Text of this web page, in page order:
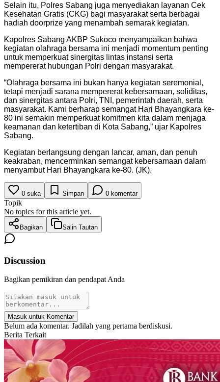
Selain itu, Polres Sabang juga menyediakan layanan Cek
Kesehatan Gratis (CKG) bagi masyarakat serta berbagai
hadiah doorprize yang menambah semarak kegiatan.
Kapolres Sabang AKBP Sukoco menyampaikan bahwa
kegiatan olahraga bersama ini menjadi momentum penting
untuk memperkuat sinergitas lintas instansi serta
mempererat hubungan Polri dengan masyarakat.
“Olahraga bersama ini bukan hanya kegiatan seremonial,
tetapi menjadi sarana mempererat kebersamaan, soliditas,
dan sinergitas antara Polri, TNI, pemerintah daerah, serta
masyarakat. Kami berharap semangat Hari Bhayangkara ke-
80 ini semakin memperkuat komitmen kita dalam menjaga
keamanan dan ketertiban di Kota Sabang,” ujar Kapolres
Sabang.
Kegiatan berlangsung dengan lancar, aman, dan penuh
keakraban, mencerminkan semangat kebersamaan dalam
menyambut Hari Bhayangkara ke-80. (JK).
0 suka Simpan 0 komentar
Topik
No topics for this article yet.
Bagikan Salin Tautan
Discussion
Bagikan pemikiran dan pendapat Anda
Masuk untuk Komentar
Belum ada komentar. Jadilah yang pertama berdiskusi.
Berita Terkait